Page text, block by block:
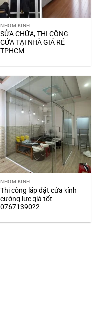
NHÔM KÍNH
SỬA CHỮA, THI CÔNG
CỬA TẠI NHÀ GIÁ RẺ
TPHCM
NHÔM KÍNH
Thi công lắp đặt cửa kính
cường lực giá tốt
0767139022